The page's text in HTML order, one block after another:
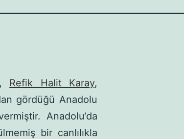
Refik Halit Ka­ray,
gördüğü Anadolu
Anadolu’da
bir canlılıkla